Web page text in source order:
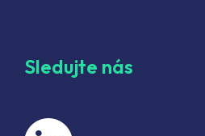
Sledujte nás